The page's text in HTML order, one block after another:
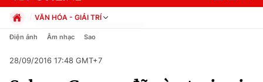
Chuyên mục
VĂN HÓA - GIẢI TRÍ
Chính trị
Pháp luật
Điện ảnh Âm nhạc Sao
28/09/2016 17:48 GMT+7